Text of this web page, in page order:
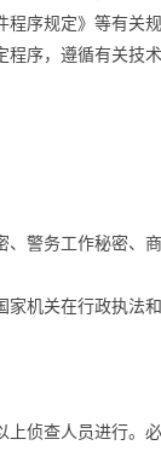
序规定》等有关规
程序，遵循有关技
、警务工作秘密、
家机关在行政执法
上侦查人员进行。